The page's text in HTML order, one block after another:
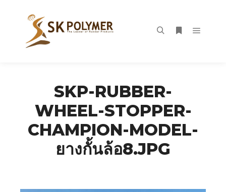
SKP-RUBBER-
WHEEL-STOPPER-
CHAMPION-MODEL-
ยางกั้นล้อ8.JPG